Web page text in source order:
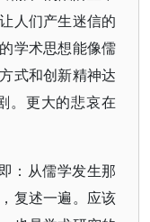
人们产生迷信的
学术思想能像儒
式和创新精神达
。更大的悲哀在
：从儒学发生那
复述一遍。应该